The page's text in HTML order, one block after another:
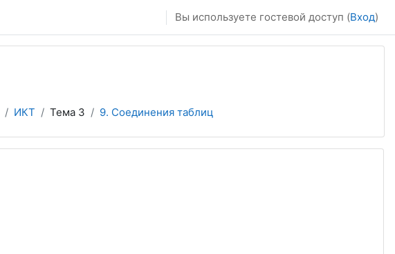
Вы используете гостевой доступ (Вход)
ИКТ Тема 3 9. Соединения таблиц